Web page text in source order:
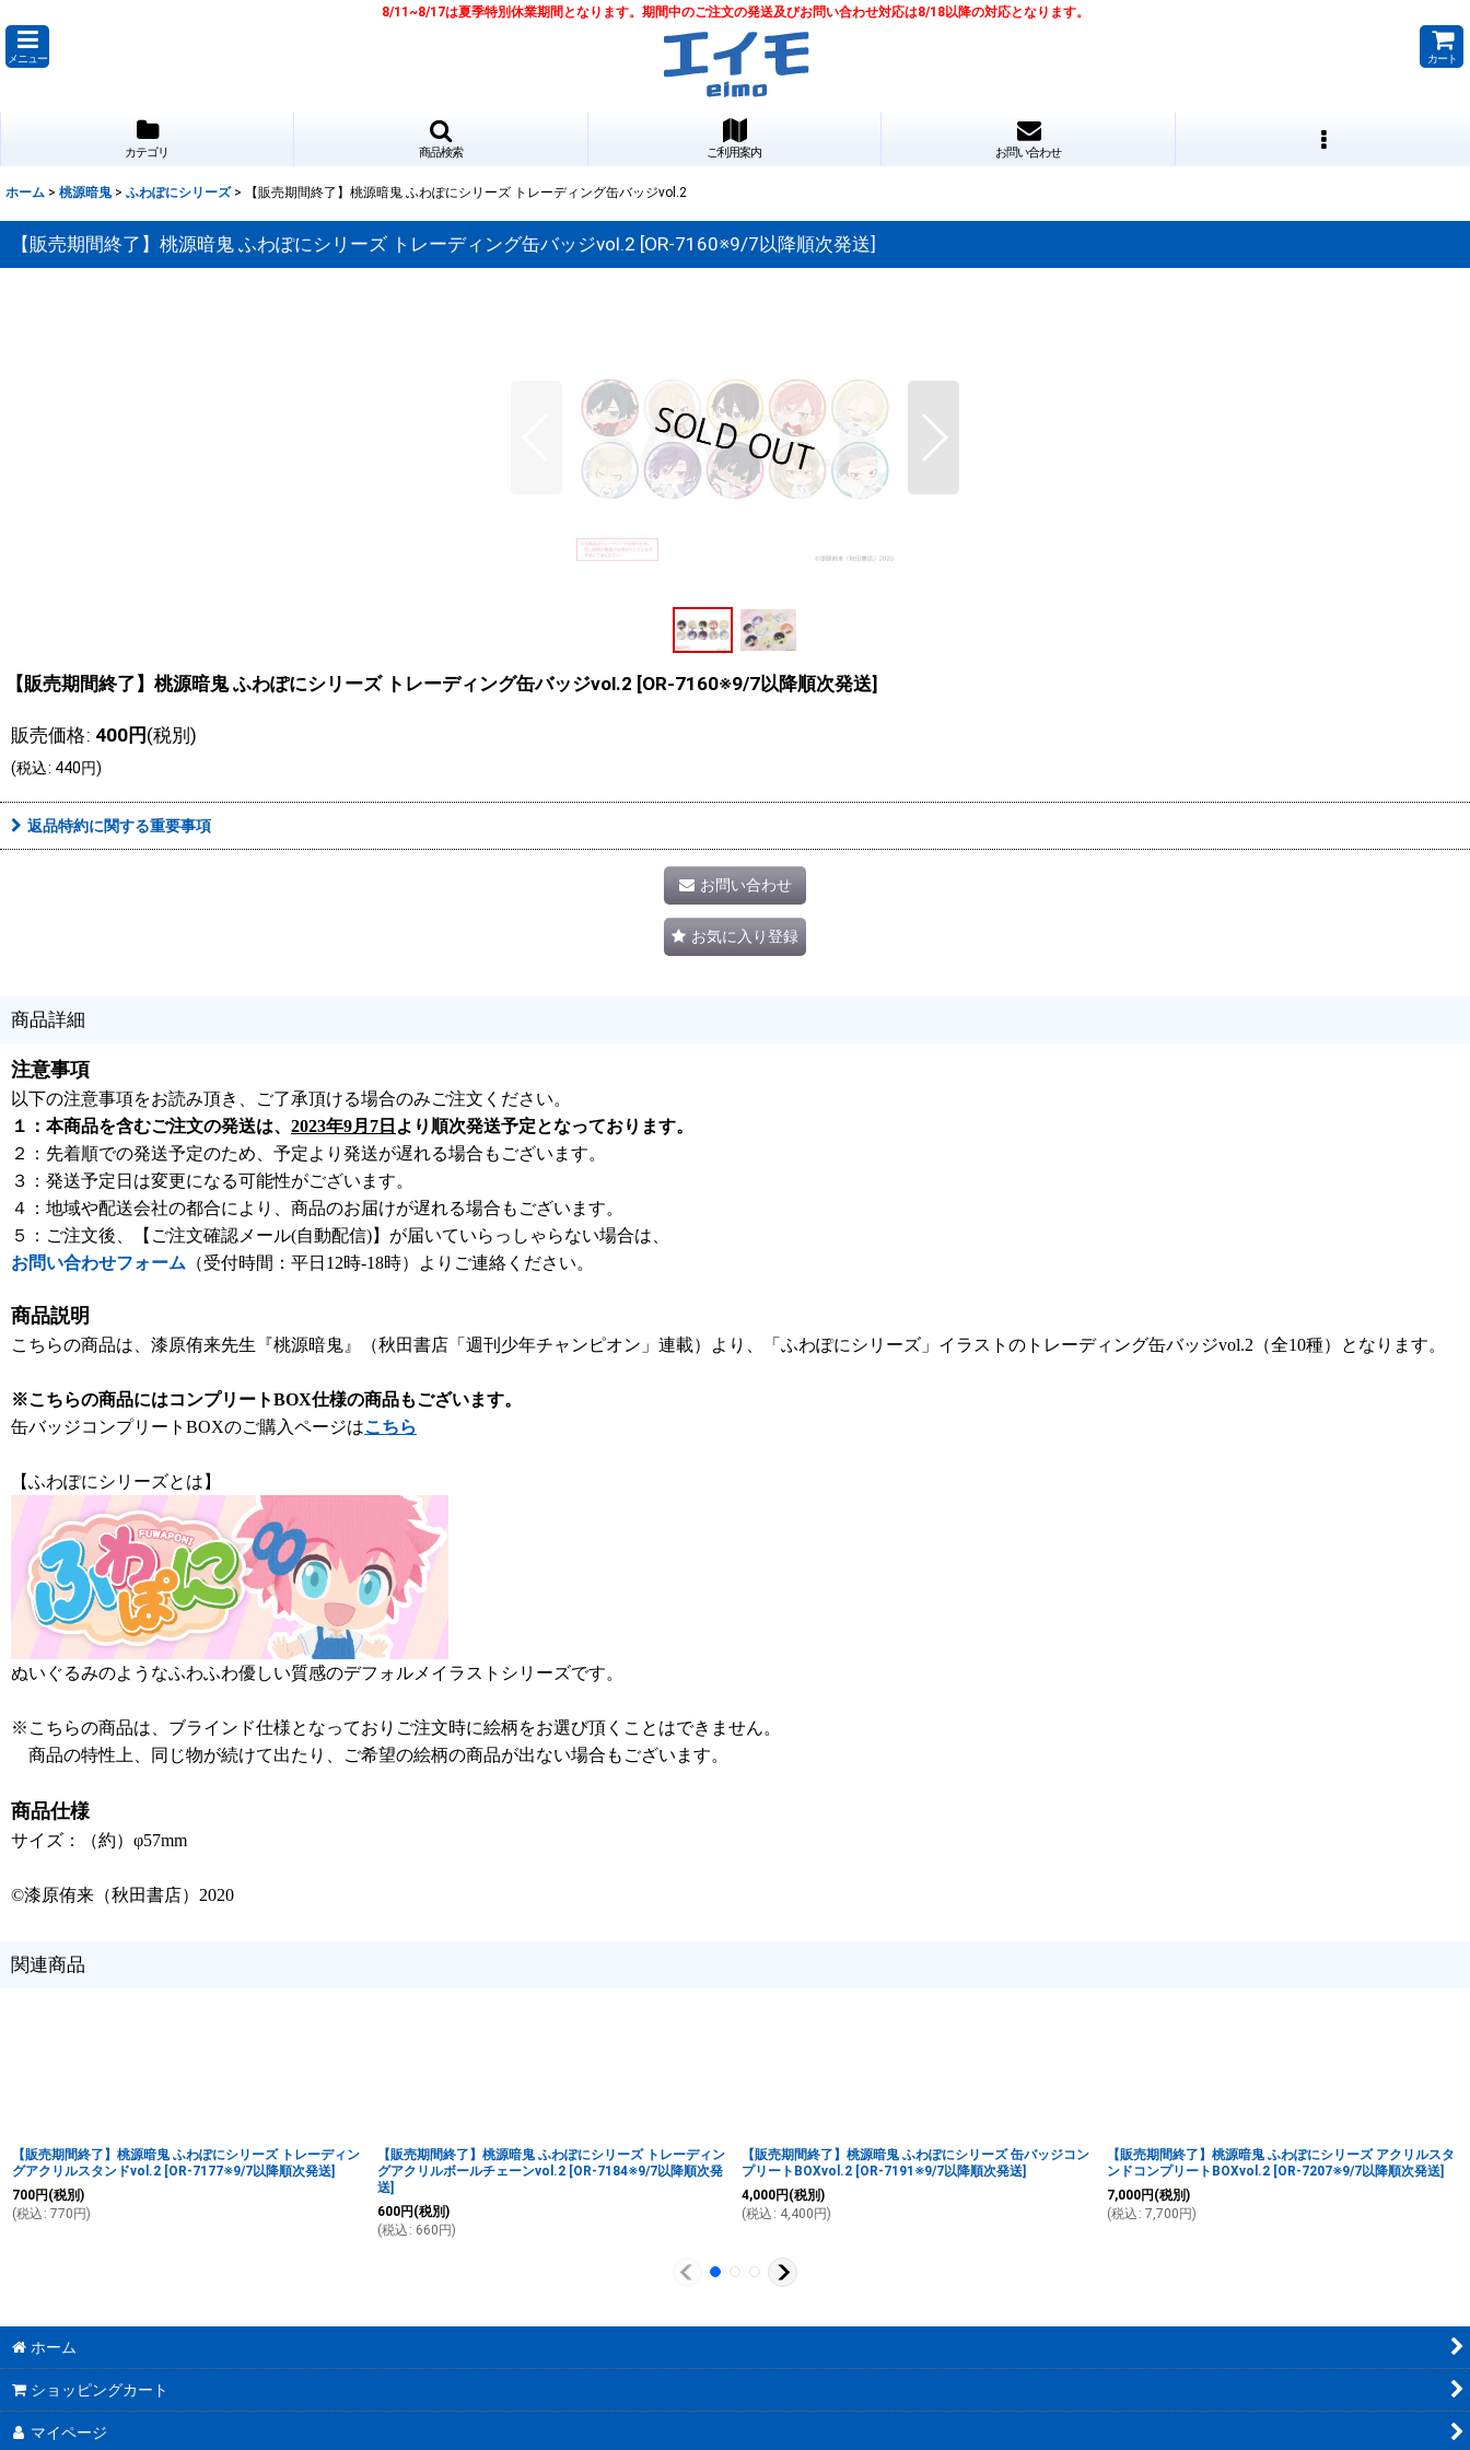
8/11~8/17は夏季特別休業期間となります。期間中のご注文の発送及びお問い合わせ対応は8/18以降の対応となります。
メニュー カート
カテゴリ 商品検索 ご利用案内 お問い合わせ
ホーム > 桃源暗鬼 > ふわぽにシリーズ > 【販売期間終了】桃源暗鬼 ふわぽにシリーズ トレーディング缶バッジvol.2
【販売期間終了】桃源暗鬼 ふわぽにシリーズ トレーディング缶バッジvol.2 [OR-7160※9/7以降順次発送]
【販売期間終了】桃源暗鬼 ふわぽにシリーズ トレーディング缶バッジvol.2 [OR-7160※9/7以降順次発送]
販売価格: 400円 (税別)
(税込: 440円)
返品特約に関する重要事項
お問い合わせ
お気に入り登録
商品詳細
注意事項
以下の注意事項をお読み頂き、ご了承頂ける場合のみご注文ください。
１：本商品を含むご注文の発送は、 2023年9月7日 より順次発送予定となっております。
２：先着順での発送予定のため、予定より発送が遅れる場合もございます。
３：発送予定日は変更になる可能性がございます。
４：地域や配送会社の都合により、商品のお届けが遅れる場合もございます。
５：ご注文後、【ご注文確認メール(自動配信)】が届いていらっしゃらない場合は、
お問い合わせフォーム （受付時間：平日12時-18時）よりご連絡ください。
商品説明
こちらの商品は、漆原侑来先生『桃源暗鬼』（秋田書店「週刊少年チャンピオン」連載）より、「ふわぽにシリーズ」イラストのトレーディング缶バッジvol.2（全10種）となります。
※こちらの商品にはコンプリートBOX仕様の商品もございます。
缶バッジコンプリートBOXのご購入ページはこちら
【ふわぽにシリーズとは】
ぬいぐるみのようなふわふわ優しい質感のデフォルメイラストシリーズです。
※こちらの商品は、ブラインド仕様となっておりご注文時に絵柄をお選び頂くことはできません。
商品の特性上、同じ物が続けて出たり、ご希望の絵柄の商品が出ない場合もございます。
商品仕様
サイズ：（約）φ57mm
©漆原侑来（秋田書店）2020
関連商品
【販売期間終了】桃源暗鬼 ふわぽにシリーズ トレーディン
グアクリルスタンドvol.2 [OR-7177※9/7以降順次発送]
700円 (税別)
(税込 : 770 円)
【販売期間終了】桃源暗鬼 ふわぽにシリーズ トレーディン
グアクリルボールチェーンvol.2 [OR-7184※9/7以降順次発
送]
600円 (税別)
(税込 : 660 円)
【販売期間終了】桃源暗鬼 ふわぽにシリーズ 缶バッジコン
プリートBOXvol.2 [OR-7191※9/7以降順次発送]
4,000円 (税別)
(税込 : 4,400 円)
【販売期間終了】桃源暗鬼 ふわぽにシリーズ アクリルスタ
ンドコンプリートBOXvol.2 [OR-7207※9/7以降順次発送]
7,000円 (税別)
(税込 : 7,700 円)
ホーム
ショッピングカート
マイページ